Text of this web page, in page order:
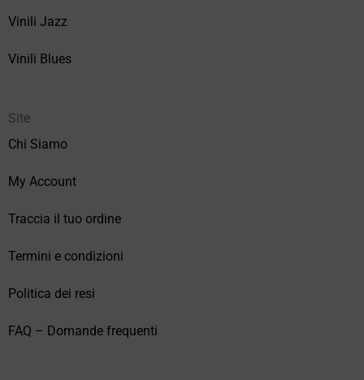
Vinili Jazz
Vinili Blues
Site
Chi Siamo
My Account
Traccia il tuo ordine
Termini e condizioni
Politica dei resi
FAQ – Domande frequenti